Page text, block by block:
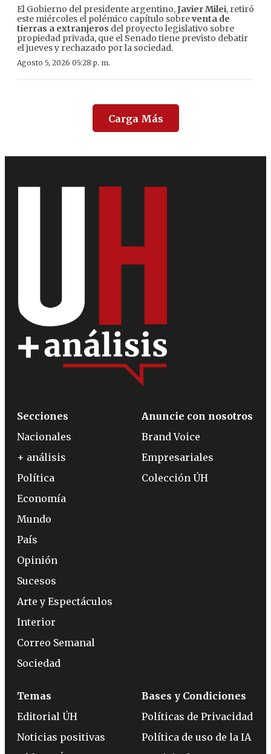
El Gobierno del presidente argentino,Javier Milei, retiró
este miércoles el polémico capítulo sobreventa de
tierras a extranjeros del proyecto legislativo sobre
propiedad privada, que el Senado tiene previsto debatir
el jueves y rechazado por la sociedad.
Agosto 5, 2026 05:28 p. m.
Carga Más
Secciones
Nacionales
+ análisis
Política
Economía
Mundo
País
Opinión
Sucesos
Arte y Espectáculos
Interior
Correo Semanal
Sociedad
Anuncie con nosotros
Brand Voice
Empresariales
Colección ÚH
Temas
Editorial ÚH
Noticias positivas
Bases y Condiciones
Políticas de Privacidad
Política de uso de la IA